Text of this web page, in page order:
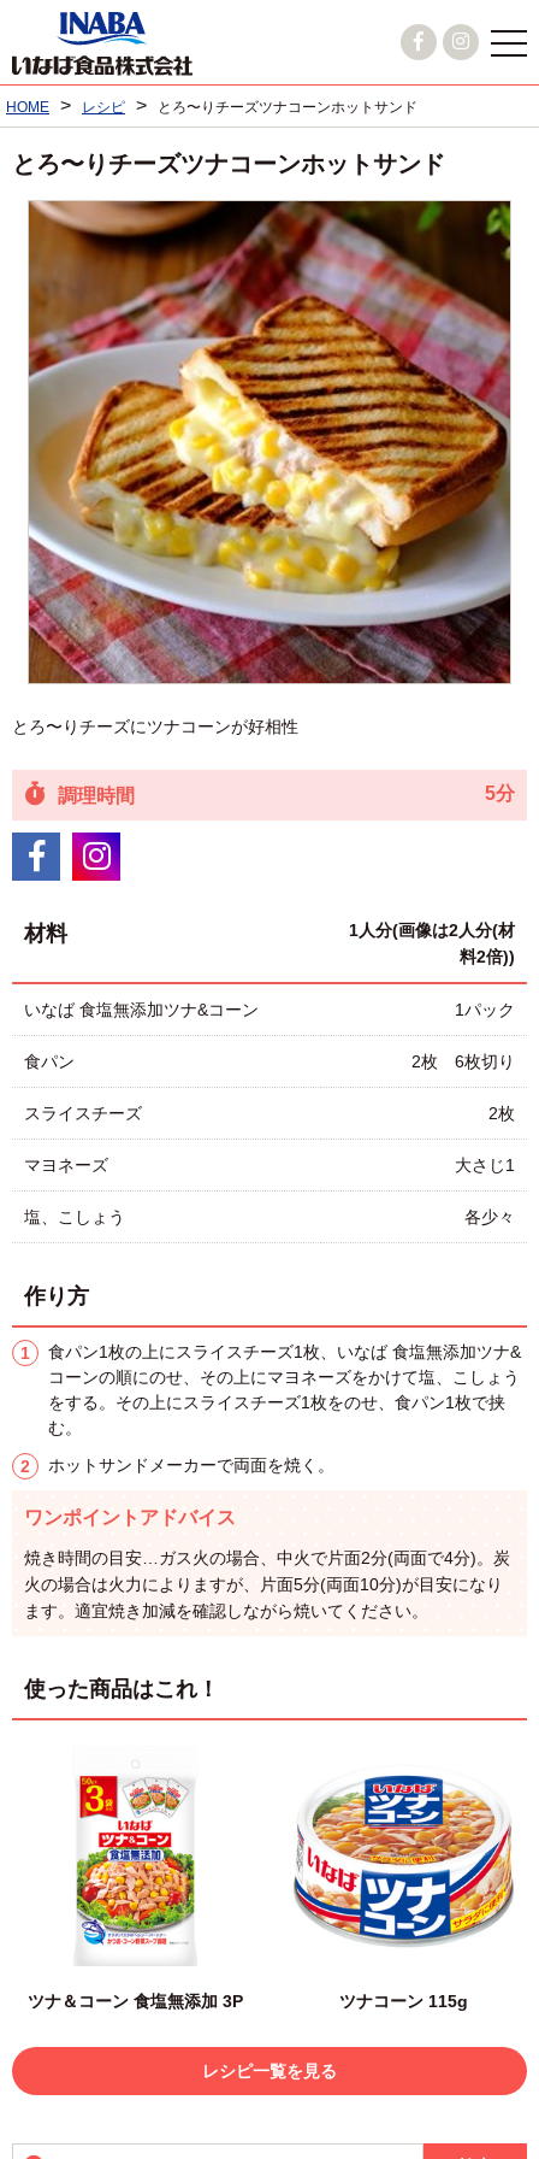
HOME > レシピ > とろ〜りチーズツナコーンホットサンド
とろ〜りチーズツナコーンホットサンド
とろ〜りチーズにツナコーンが好相性
調理時間 5分
材料
1人分(画像は2人分(材
料2倍))
いなば 食塩無添加ツナ&コーン 1パック
食パン 2枚 6枚切り
スライスチーズ 2枚
マヨネーズ 大さじ1
塩、こしょう 各少々
作り方
食パン1枚の上にスライスチーズ1枚、いなば 食塩無添加ツナ&
コーンの順にのせ、その上にマヨネーズをかけて塩、こしょう
をする。その上にスライスチーズ1枚をのせ、食パン1枚で挟
む。
ホットサンドメーカーで両面を焼く。
ワンポイントアドバイス
焼き時間の目安…ガス火の場合、中火で片面2分(両面で4分)。炭
火の場合は火力によりますが、片面5分(両面10分)が目安になり
ます。適宜焼き加減を確認しながら焼いてください。
使った商品はこれ！
ツナ＆コーン 食塩無添加 3P ツナコーン 115g
レシピ一覧を見る